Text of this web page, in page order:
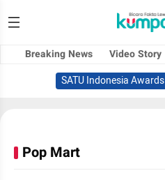
Breaking News Video Story
SATU Indonesia Awards
Pop Mart